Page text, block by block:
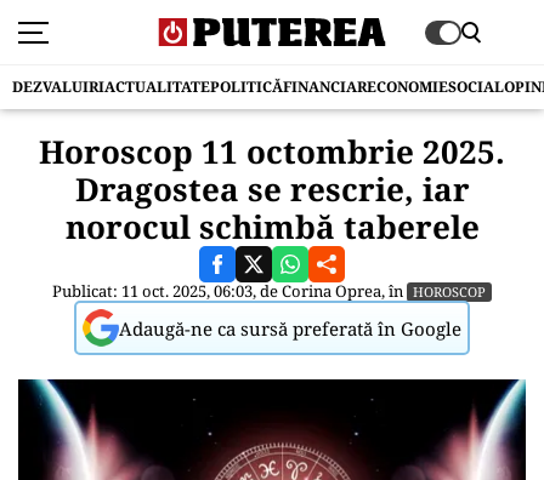
DEZVALUIRIACTUALITATEPOLITICĂFINANCIARECONOMIESOCIAL
Horoscop 11 octombrie 2025.
Dragostea se rescrie, iar
norocul schimbă taberele
Publicat: 11 oct. 2025, 06:03, deCorina Oprea, în HOROSCOP
Adaugă-ne ca sursă preferată în Google